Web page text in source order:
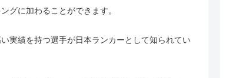
グに加わることができます。
実績を持つ選手が日本ランカーとして知られてい